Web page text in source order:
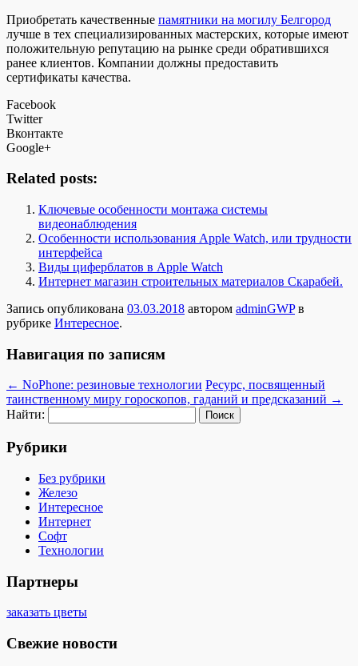
Приобретать качественные памятники на могилу Белгород
лучше в тех специализированных мастерских, которые имеют
положительную репутацию на рынке среди обратившихся
ранее клиентов. Компании должны предоставить
сертификаты качества.
Facebook
Twitter
Вконтакте
Google+
Related posts:
Ключевые особенности монтажа системы
видеонаблюдения
Особенности использования Apple Watch, или трудности
интерфейса
Виды циферблатов в Apple Watch
Интернет магазин строительных материалов Скарабей.
Запись опубликована 03.03.2018 автором adminGWPв
рубрике Интересное.
Навигация по записям
← NoPhone: резиновые технологии Ресурс, посвященный
таинственному миру гороскопов, гаданий и предсказаний →
Найти:
Рубрики
Без рубрики
Железо
Интересное
Интернет
Софт
Технологии
Партнеры
заказать цветы
Свежие новости